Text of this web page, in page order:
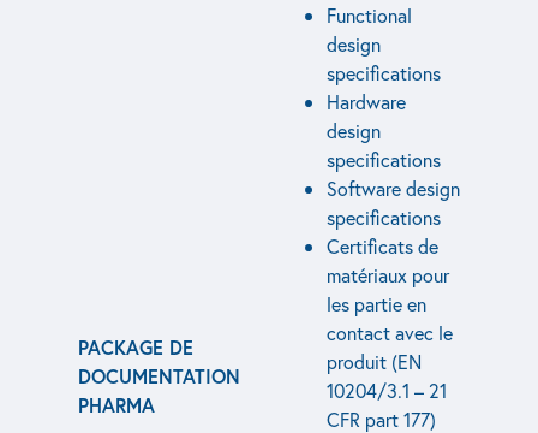
PACKAGE DE
DOCUMENTATION
PHARMA
Functional
design
specifications
Hardware
design
specifications
Software design
specifications
Certificats de
matériaux pour
les partie en
contact avec le
produit (EN
10204/3.1 – 21
CFR part 177)